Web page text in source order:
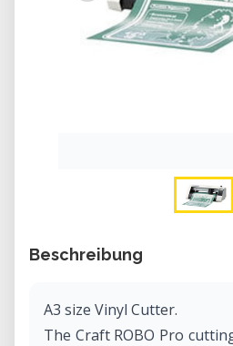
Beschreibung
A3 size Vinyl Cutter.
The Craft ROBO Pro